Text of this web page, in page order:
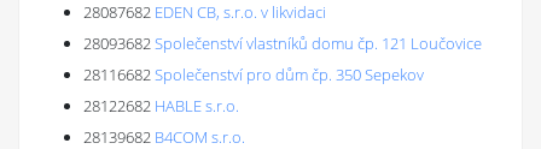
28087682 EDEN CB, s.r.o. v likvidaci
28093682Společenství vlastníků domu čp. 121 Loučovice
28116682Společenství pro dům čp. 350 Sepekov
28122682 HABLE s.r.o.
28139682 B4COM s.r.o.